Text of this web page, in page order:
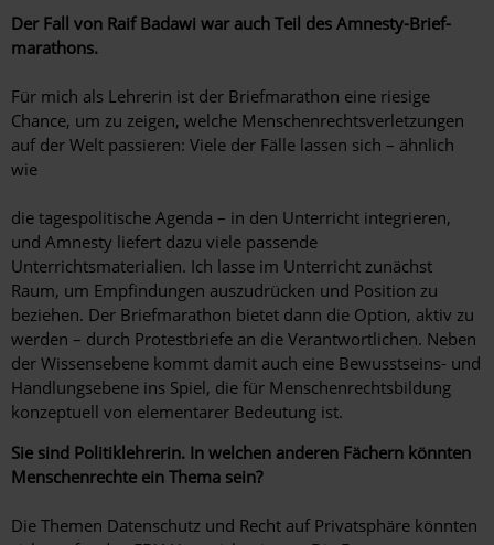
Der Fall von Raif Badawi war auch Teil des Amnesty-Brief­
marathons.
Für mich als Lehrerin ist der Briefmarathon eine riesige
Chance, um zu zeigen, welche Menschenrechtsverletzungen
auf der Welt passieren: Viele der Fälle lassen sich – ähnlich
wie
die tagespolitische Agenda – in den Unterricht integrieren,
und Amnesty liefert dazu viele passende
Unterrichtsmaterialien. Ich lasse im Unterricht zunächst
Raum, um Empfindungen auszudrücken und Position zu
beziehen. Der Briefmarathon bietet dann die Option, aktiv zu
werden – durch Protestbriefe an die Verantwortlichen. Neben
der Wissensebene kommt damit auch eine Bewusstseins- und
Handlungsebene ins Spiel, die für Menschenrechtsbildung
konzeptuell von elementarer ­Bedeutung ist.
Sie sind Politiklehrerin. In welchen anderen Fächern könnten
Menschenrechte ein Thema sein?
Die Themen Datenschutz und Recht auf Privatsphäre ­könnten